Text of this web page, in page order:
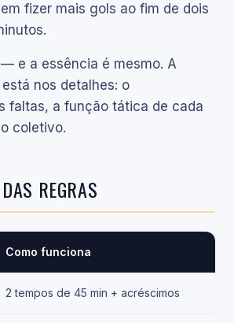
fizer mais gols ao fim de dois
e a essência é mesmo. A
nos detalhes: o
faltas, a função tática de cada
coletivo.
REGRAS
Como funciona
2 tempos de 45 min + acréscimos